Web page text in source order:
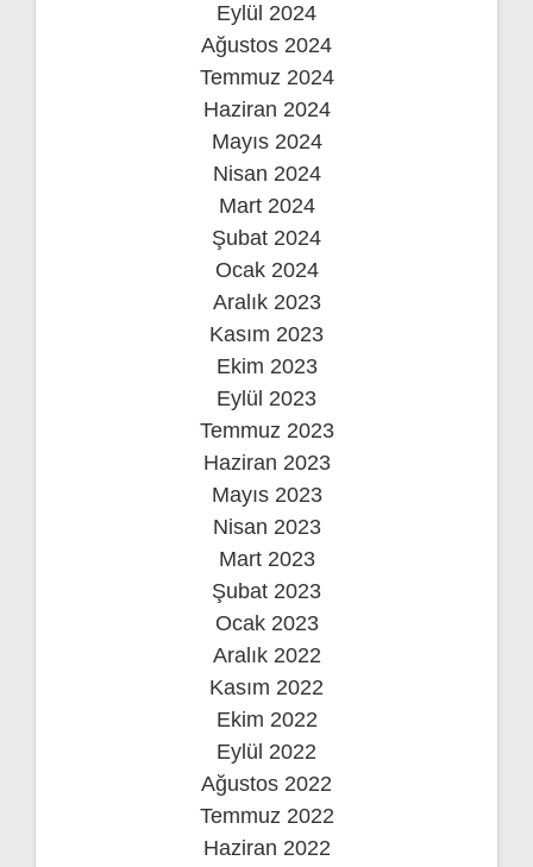
Eylül 2024
Ağustos 2024
Temmuz 2024
Haziran 2024
Mayıs 2024
Nisan 2024
Mart 2024
Şubat 2024
Ocak 2024
Aralık 2023
Kasım 2023
Ekim 2023
Eylül 2023
Temmuz 2023
Haziran 2023
Mayıs 2023
Nisan 2023
Mart 2023
Şubat 2023
Ocak 2023
Aralık 2022
Kasım 2022
Ekim 2022
Eylül 2022
Ağustos 2022
Temmuz 2022
Haziran 2022